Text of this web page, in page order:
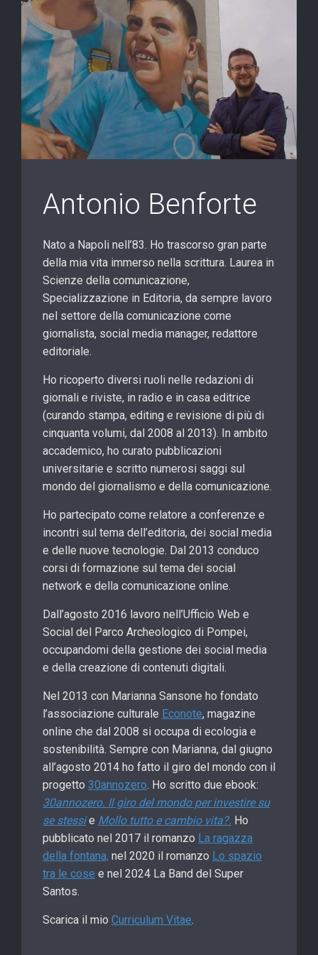
Antonio Benforte
Nato a Napoli nell’83. Ho trascorso gran parte
della mia vita immerso nella scrittura. Laurea in
Scienze della comunicazione,
Specializzazione in Editoria, da sempre lavoro
nel settore della comunicazione come
giornalista, social media manager, redattore
editoriale.
Ho ricoperto diversi ruoli nelle redazioni di
giornali e riviste, in radio e in casa editrice
(curando stampa, editing e revisione di più di
cinquanta volumi, dal 2008 al 2013). In ambito
accademico, ho curato pubblicazioni
universitarie e scritto numerosi saggi sul
mondo del giornalismo e della comunicazione.
Ho partecipato come relatore a conferenze e
incontri sul tema dell’editoria, dei social media
e delle nuove tecnologie. Dal 2013 conduco
corsi di formazione sul tema dei social
network e della comunicazione online.
Dall’agosto 2016 lavoro nell’Ufficio Web e
Social del Parco Archeologico di Pompei,
occupandomi della gestione dei social media
e della creazione di contenuti digitali.
Nel 2013 con Marianna Sansone ho fondato
l’associazione culturale Econote, magazine
online che dal 2008 si occupa di ecologia e
sostenibilità. Sempre con Marianna, dal giugno
all’agosto 2014 ho fatto il giro del mondo con il
progetto 30annozero. Ho scritto due ebook:
30annozero. Il giro del mondo per investire su
se stessie Mollo tutto e cambio vita?. Ho
pubblicato nel 2017 il romanzo La ragazza
della fontana, nel 2020 il romanzo Lo spazio
tra le cose e nel 2024 La Band del Super
Santos.
Scarica il mio Curriculum Vitae.